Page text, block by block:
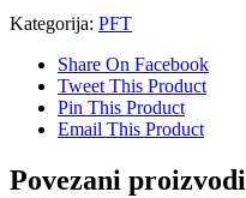
Kategorija: PFT
Share On Facebook
Tweet This Product
Pin This Product
Email This Product
Povezani proizvodi